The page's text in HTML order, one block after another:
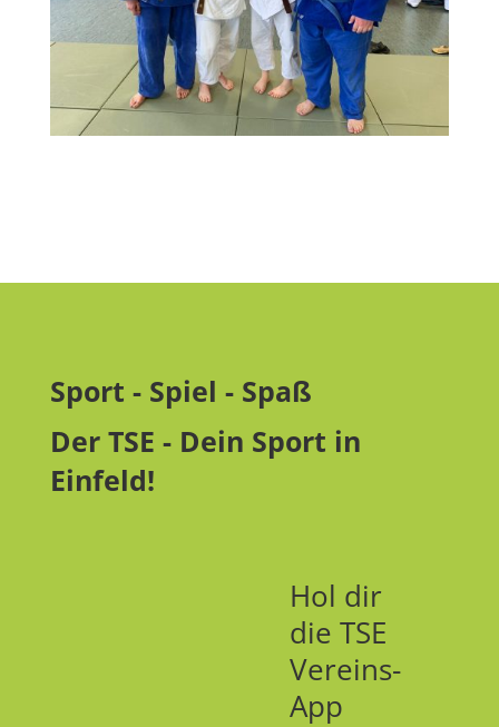
Sport - Spiel - Spaß
Der TSE - Dein Sport in
Einfeld!
Hol dir
die TSE
Vereins-
App